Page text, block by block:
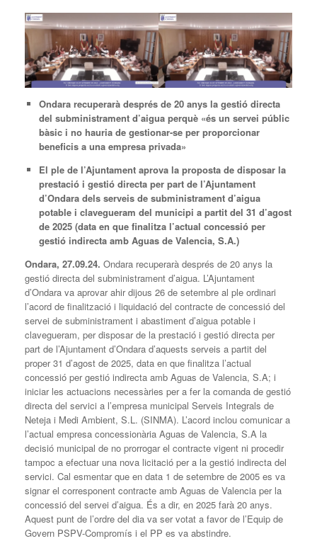
Ondara recuperarà després de 20 anys la gestió directa
del subministrament d’aigua perquè «és un servei públic
bàsic i no hauria de gestionar-se per proporcionar
beneficis a una empresa privada»
El ple de l’Ajuntament aprova la proposta de disposar la
prestació i gestió directa per part de l’Ajuntament
d’Ondara dels serveis de subministrament d’aigua
potable i clavegueram del municipi a partit del 31 d’agost
de 2025 (data en que finalitza l’actual concessió per
gestió indirecta amb Aguas de Valencia, S.A.)
Ondara, 27.09.24. Ondara recuperarà després de 20 anys la
gestió directa del subministrament d’aigua. L’Ajuntament
d’Ondara va aprovar ahir dijous 26 de setembre al ple ordinari
l’acord de finalització i liquidació del contracte de concessió del
servei de subministrament i abastiment d’aigua potable i
clavegueram, per disposar de la prestació i gestió directa per
part de l’Ajuntament d’Ondara d’aquests serveis a partit del
proper 31 d’agost de 2025, data en que finalitza l’actual
concessió per gestió indirecta amb Aguas de Valencia, S.A; i
iniciar les actuacions necessàries per a fer la comanda de gestió
directa del servici a l’empresa municipal Serveis Integrals de
Neteja i Medi Ambient, S.L. (SINMA). L’acord inclou comunicar a
l’actual empresa concessionària Aguas de Valencia, S.A la
decisió municipal de no prorrogar el contracte vigent ni procedir
tampoc a efectuar una nova licitació per a la gestió indirecta del
servici. Cal esmentar que en data 1 de setembre de 2005 es va
signar el corresponent contracte amb Aguas de Valencia per la
concessió del servei d’aigua. És a dir, en 2025 farà 20 anys.
Aquest punt de l’ordre del dia va ser votat a favor de l’Equip de
Govern PSPV-Compromís i el PP es va abstindre.